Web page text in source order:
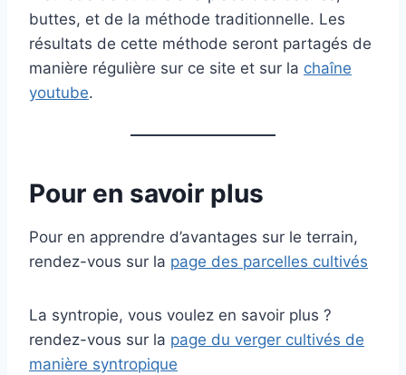
buttes, et de la méthode traditionnelle. Les
résultats de cette méthode seront partagés de
manière régulière sur ce site et sur la chaîne
youtube.
Pour en savoir plus
Pour en apprendre d’avantages sur le terrain,
rendez-vous sur la page des parcelles cultivés
La syntropie, vous voulez en savoir plus ?
rendez-vous sur la page du verger cultivés de
manière syntropique